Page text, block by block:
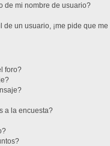
de mi nombre de usuario?
un usuario, ¡me pide que me
foro?
a la encuesta?